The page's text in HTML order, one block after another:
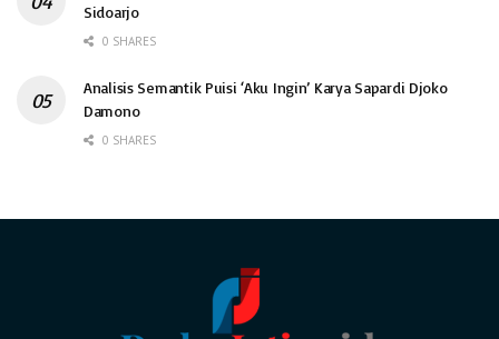
Sidoarjo
0 SHARES
Analisis Semantik Puisi ‘Aku Ingin’ Karya Sapardi Djoko
Damono
0 SHARES